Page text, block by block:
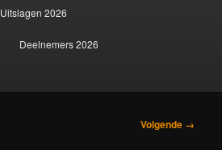
Uitslagen 2026
Deelnemers 2026
Volgende →